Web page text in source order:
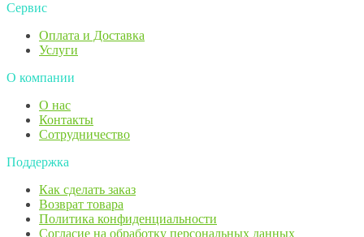
Сервис
Оплата и Доставка
Услуги
О компании
О нас
Контакты
Сотрудничество
Поддержка
Как сделать заказ
Возврат товара
Политика конфиденциальности
Согласие ​на обработку персональных данных